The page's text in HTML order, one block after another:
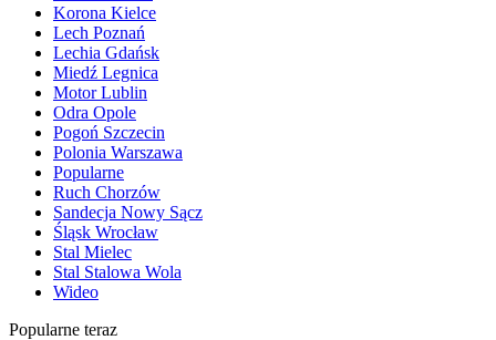
Korona Kielce
Lech Poznań
Lechia Gdańsk
Miedź Legnica
Motor Lublin
Odra Opole
Pogoń Szczecin
Polonia Warszawa
Popularne
Ruch Chorzów
Sandecja Nowy Sącz
Śląsk Wrocław
Stal Mielec
Stal Stalowa Wola
Wideo
Popularne teraz